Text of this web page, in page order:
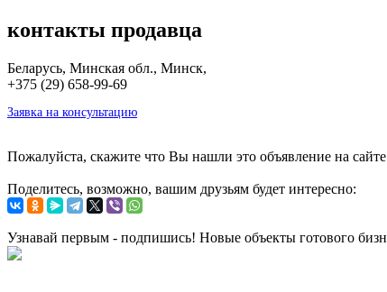
контакты продавца
Беларусь, Минская обл., Минск,
+375 (29) 658-99-69
Заявка на консультацию
Пожалуйста, скажите что Вы нашли это объявление на
Поделитесь, возможно, вашим друзьям будет интересно:
Узнавай первым - подпишись! Новые объекты готового